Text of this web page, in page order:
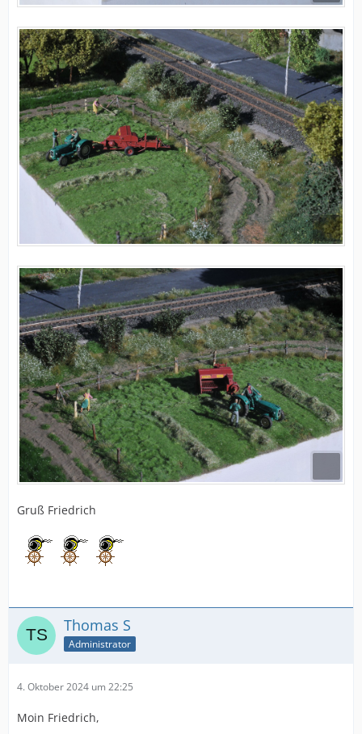
Gruß Friedrich
Thomas S
Administrator
4. Oktober 2024 um 22:25
Moin Friedrich,